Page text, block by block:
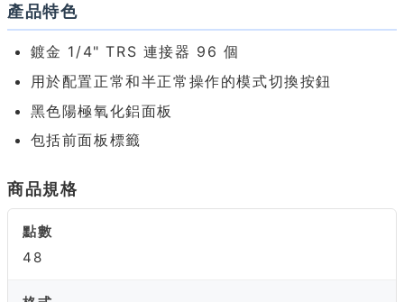
產品特色
鍍金 1/4" TRS 連接器 96 個
用於配置正常和半正常操作的模式切換按鈕
黑色陽極氧化鋁面板
包括前面板標籤
商品規格
點數
48